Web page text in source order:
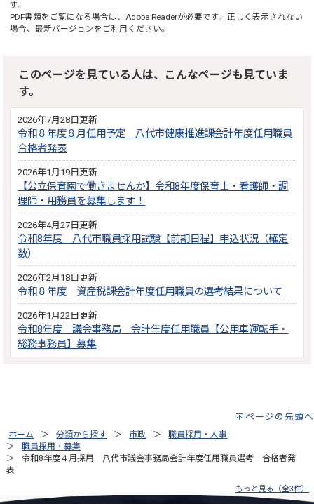
す。
PDF書類をご覧になる場合は、 Adobe Readerが必要です。正しく表示されない
場合、最新バージョンをご利用ください。
このページを見ている人は、こんなページも見ていま
す。
2026年7月28日更新
令和８年度８月任用予定 八代市健康推進課会計年度任用職員
合格者発表
2026年1月19日更新
【公立保育園で働きませんか】令和8年度保育士・看護師・調
理師・用務員を募集します！
2026年4月27日更新
令和8年度 八代市職員採用試験【前期日程】申込状況（確定
数）
2026年2月18日更新
令和８年度 資産税課会計年度任用職員の選考結果について
2026年1月22日更新
令和8年度 議会事務局 会計年度任用職員【公用車運転手・
総務事務員】募集
ページの先頭へ
ホーム 分類から探す 市政
職員採用・人事
職員採用・募集
令和8年度４月採用 八代市議会事務局会計年度任用職員選考 合格者発
表
もっと見る（全3件）